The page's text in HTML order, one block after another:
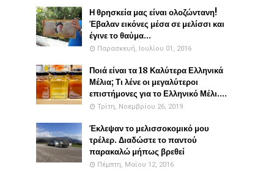
Η θρησκεία μας είναι ολοζώντανη!
Έβαλαν εικόνες μέσα σε μελίσσι και
έγινε το θαύμα...
Παρασκευή, Ιουλίου 01, 2016
Ποιά είναι τα 18 Καλύτερα Ελληνικά
Μέλια; Τι λένε οι μεγαλύτεροι
επιστήμονες για το Ελληνικό Μέλι....
Τρίτη, Νοεμβρίου 26, 2019
Έκλεψαν το μελισσοκομικό μου
τρέλερ. Διαδώστε το παντού
παρακαλώ μήπως βρεθεί
Πέμπτη, Μαΐου 12, 2016